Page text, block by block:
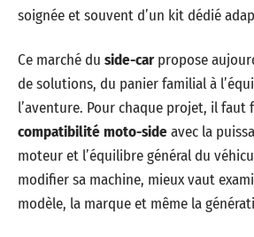
soignée et souvent d’un kit dédié
Ce marché du side-carpropose
de solutions, du panier familial à
l’aventure. Pour chaque projet, il faut
compatibilité moto-sideavec la
moteur et l’équilibre général du
modifier sa machine, mieux vaut
modèle, la marque et même la